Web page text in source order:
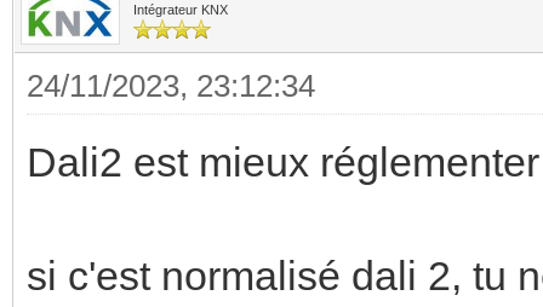
Intégrateur KNX
24/11/2023, 23:12:34
Dali2 est mieux
si c'est normalisé dali 2, tu